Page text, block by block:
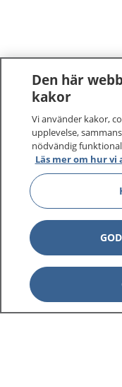
Den här
kakor
Vi använder kakor,
upplevelse,
nödvändig
Läs mer om hur